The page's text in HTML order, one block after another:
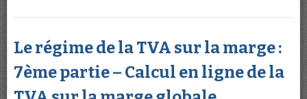
Le régime de la TVA sur la marge :
7ème partie – Calcul en ligne de la